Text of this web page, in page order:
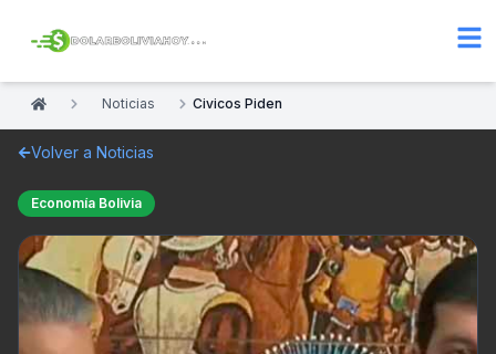
Noticias Civicos Piden
Volver a Noticias
Economía Bolivia